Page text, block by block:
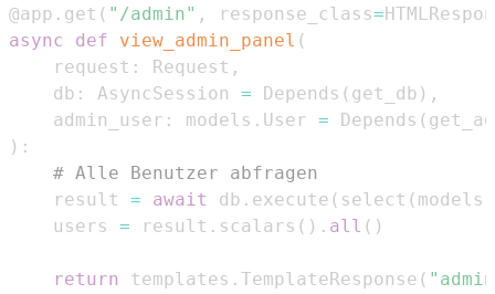
@app . get ( "/admin" , response_class=
async
def view_admin_panel (
    request
: Request ,
    db
: AsyncSession = Depends ( get_db ) ,
    admin_user
: models . User = Depends (
) :
# Alle Benutzer abfragen
    result
= await db . execute ( select ( models
    users
= result . scalars ( ) . all ( )
return templates . TemplateResponse (